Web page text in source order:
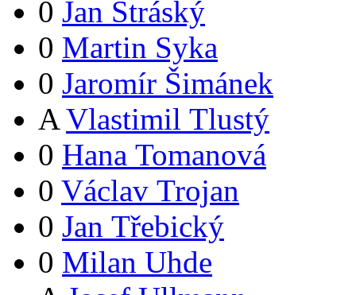
0 Jan Stráský
0 Martin Syka
0 Jaromír Šimánek
A Vlastimil Tlustý
0 Hana Tomanová
0 Václav Trojan
0 Jan Třebický
0 Milan Uhde